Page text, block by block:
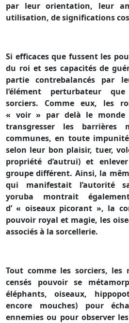
par leur orientation, leur
utilisation, de significations
Si efficaces que fussent les
du roi et ses capacités de
partie contrebalancés par
l’élément perturbateur
sorciers. Comme eux, les
« voir » par delà le monde
transgresser les barrières
communes, en toute
selon leur bon plaisir, tuer,
propriété d’autrui) et
groupe différent. Ainsi, la
qui manifestait l’autorité
yoruba montrait
d’ « oiseaux picorant », la
pouvoir royal et magie, les
associés à la sorcellerie.
Tout comme les sorciers,
censés pouvoir se
éléphants, oiseaux,
encore mouches) pour
ennemies ou pour observer